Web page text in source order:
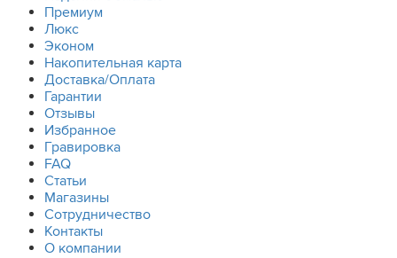
Премиум
Люкс
Эконом
Накопительная карта
Доставка/Оплата
Гарантии
Отзывы
Избранное
Гравировка
FAQ
Статьи
Магазины
Сотрудничество
Контакты
О компании